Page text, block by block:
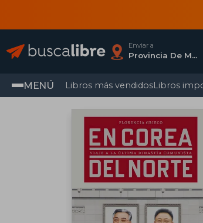
Enviar a
Provincia De Madrid
MENÚ Libros más vendidosLibros